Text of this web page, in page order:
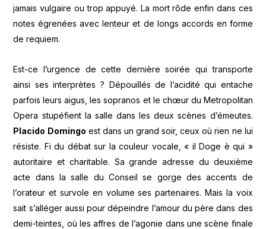
jamais vulgaire ou trop appuyé. La mort rôde enfin dans ces
notes égrenées avec lenteur et de longs accords en forme
de requiem.
Est-ce l’urgence de cette dernière soirée qui transporte
ainsi ses interprètes ? Dépouillés de l’acidité qui entache
parfois leurs aigus, les sopranos et le chœur du Metropolitan
Opera stupéfient la salle dans les deux scènes d’émeutes.
Placido Domingo est dans un grand soir, ceux où rien ne lui
résiste. Fi du débat sur la couleur vocale, « il Doge è qui »
autoritaire et charitable. Sa grande adresse du deuxième
acte dans la salle du Conseil se gorge des accents de
l’orateur et survole en volume ses partenaires. Mais la voix
sait s’alléger aussi pour dépeindre l’amour du père dans des
demi-teintes, où les affres de l’agonie dans une scène finale